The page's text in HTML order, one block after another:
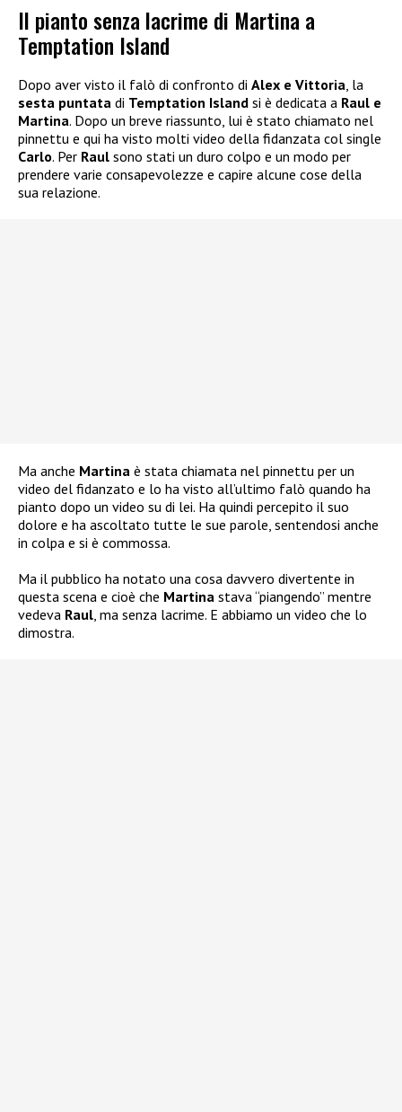
Il pianto senza lacrime di Martina a
Temptation Island
Dopo aver visto il falò di confronto di Alex e Vittoria, la
sesta puntata di Temptation Island si è dedicata a Raul e
Martina. Dopo un breve riassunto, lui è stato chiamato nel
pinnettu e qui ha visto molti video della fidanzata col single
Carlo. Per Raul sono stati un duro colpo e un modo per
prendere varie consapevolezze e capire alcune cose della
sua relazione.
Ma anche Martina è stata chiamata nel pinnettu per un
video del fidanzato e lo ha visto all’ultimo falò quando ha
pianto dopo un video su di lei. Ha quindi percepito il suo
dolore e ha ascoltato tutte le sue parole, sentendosi anche
in colpa e si è commossa.
Ma il pubblico ha notato una cosa davvero divertente in
questa scena e cioè che Martina stava “piangendo” mentre
vedeva Raul, ma senza lacrime. E abbiamo un video che lo
dimostra.